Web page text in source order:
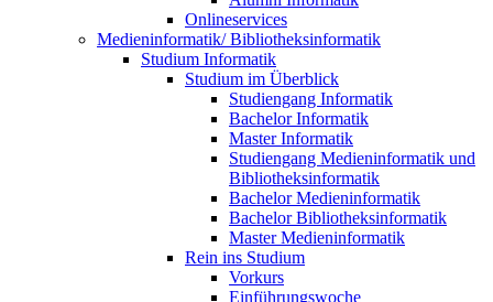
Onlineservices
Medieninformatik/ Bibliotheksinformatik
Studium Informatik
Studium im Überblick
Studiengang Informatik
Bachelor Informatik
Master Informatik
Studiengang Medieninformatik und
Bibliotheksinformatik
Bachelor Medieninformatik
Bachelor Bibliotheksinformatik
Master Medieninformatik
Rein ins Studium
Vorkurs
Einführungswoche